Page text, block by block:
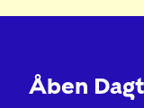
Åben